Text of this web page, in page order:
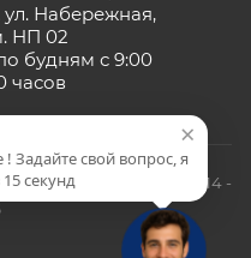
Набережная,
НП 02
будням с 9:00
часов
запчастей, 2014 -
×
! Задайте свой вопрос, я
секунд